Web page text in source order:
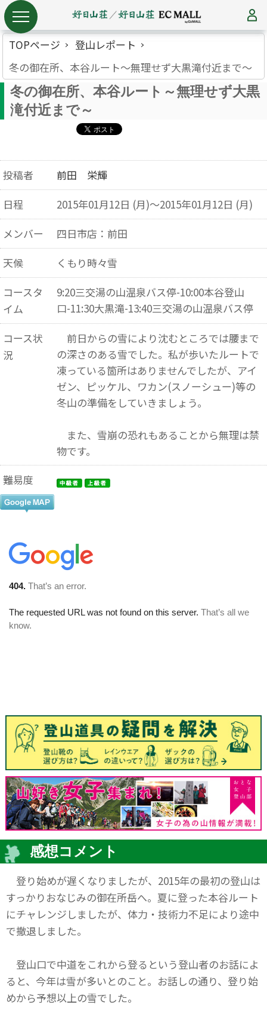
TOPページ
登山レポート
冬の御在所、本谷ルート～無理せず大黒滝付近まで～
冬の御在所、本谷ルート～無理せず大黒
滝付近まで～
投稿者
前田 栄輝
日程
2015年01月12日 (月)～2015年01月12日 (月)
メンバー
四日市店：前田
天候
くもり時々雪
コースタ
イム
9:20三交湯の山温泉バス停-10:00本谷登山
口-11:30大黒滝-13:40三交湯の山温泉バス停
コース状
況
前日からの雪により沈むところでは腰まで
の深さのある雪でした。私が歩いたルートで
凍っている箇所はありませんでしたが、アイ
ゼン、ピッケル、ワカン(スノーシュー)等の
冬山の準備をしていきましょう。
また、雪崩の恐れもあることから無理は禁
物です。
難易度
感想コメント
登り始めが遅くなりましたが、2015年の最初の登山は
すっかりおなじみの御在所岳へ。夏に登った本谷ルート
にチャレンジしましたが、体力・技術力不足により途中
で撤退しました。
登山口で中道をこれから登るという登山者のお話によ
ると、今年は雪が多いとのこと。お話しの通り、登り始
めから予想以上の雪でした。